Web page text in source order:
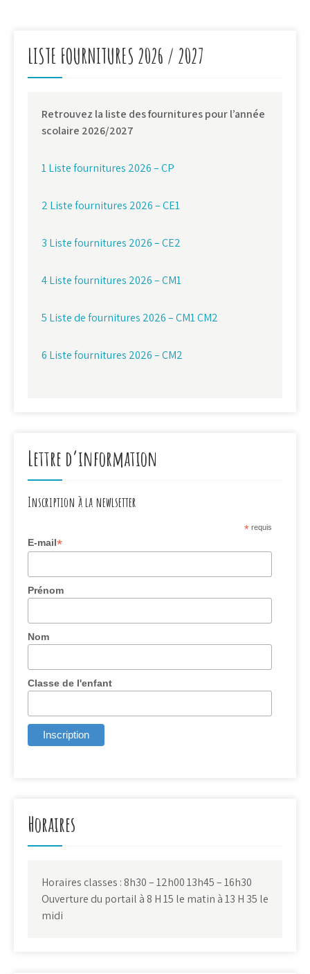
LISTE FOURNITURES 2026 / 2027
Retrouvez la liste des fournitures pour l’année
scolaire 2026/2027
1 Liste fournitures 2026 – CP
2 Liste fournitures 2026 – CE1
3 Liste fournitures 2026 – CE2
4 Liste fournitures 2026 – CM1
5 Liste de fournitures 2026 – CM1 CM2
6 Liste fournitures 2026 – CM2
Lettre d’information
Inscription à la newlsetter
* requis
E-mail*
Prénom
Nom
Classe de l'enfant
Horaires
Horaires classes : 8h30 – 12h00 13h45 – 16h30
Ouverture du portail à 8 H 15 le matin à 13 H 35 le
midi